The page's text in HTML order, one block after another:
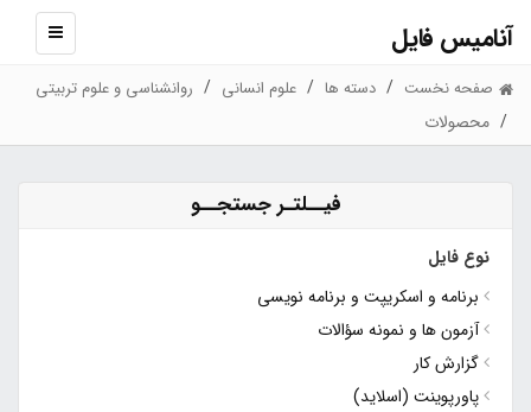
آنامیس فایل
نمایش
صفحه نخست دسته ها علوم انسانی روانشناسی و علوم تربیتی
محصولات
فیــلتـر جستجــو
نوع فایل
برنامه و اسکریپت و برنامه نویسی
آزمون ها و نمونه سؤالات
گزارش کار
پاورپوینت (اسلاید)